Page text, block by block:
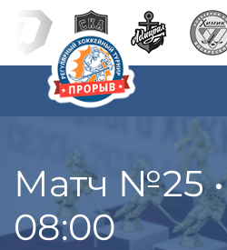
Матч №25 •
08:00